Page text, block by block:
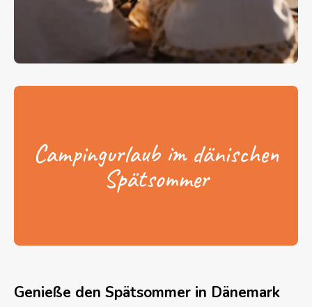
Campingurlaub im dänischen
Spätsommer
Genieße den Spätsommer in Dänemark